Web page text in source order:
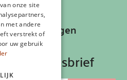
aanbiedingen
nieuwsbrief
onze site
met andere
verstrekt of
uw gebruik